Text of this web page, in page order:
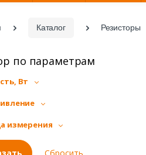
Каталог Резисторы
по параметрам
Вт
измерения